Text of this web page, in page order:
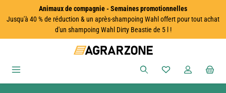
Passer au contenu principalAnimaux de compagnie - Semaines promotionnelles
Jusqu'à 40 % de réduction & un après-shampoing Wahl offert pour tout achat
d'un shampoing Wahl Dirty Beastie de 5 l !
Vous avez 0